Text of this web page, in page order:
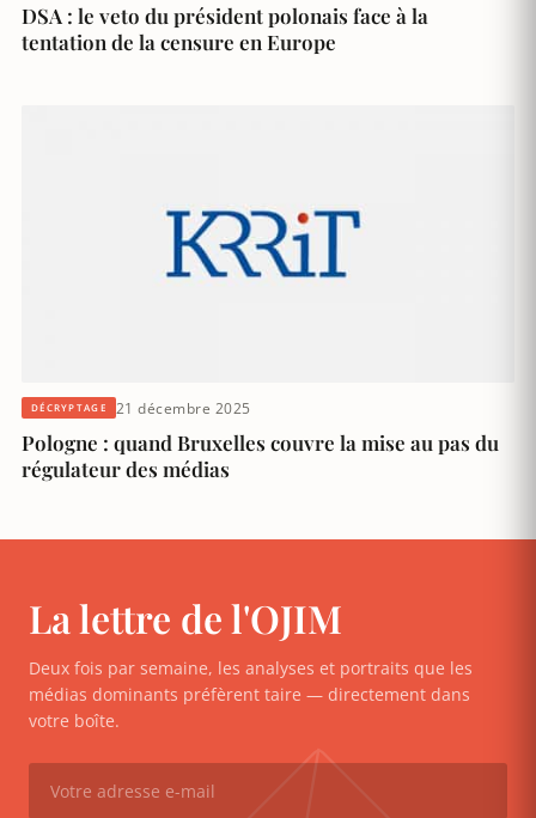
DSA : le veto du président polonais face à la
tentation de la censure en Europe
DÉCRYPTAGE 21 décembre 2025
Pologne : quand Bruxelles couvre la mise au pas du
régulateur des médias
La lettre de l'OJIM
Deux fois par semaine, les analyses et portraits que les
médias dominants préfèrent taire — directement dans
votre boîte.